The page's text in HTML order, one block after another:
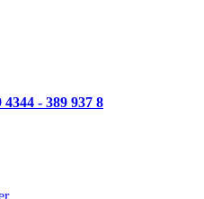
4344 - 389 937 8